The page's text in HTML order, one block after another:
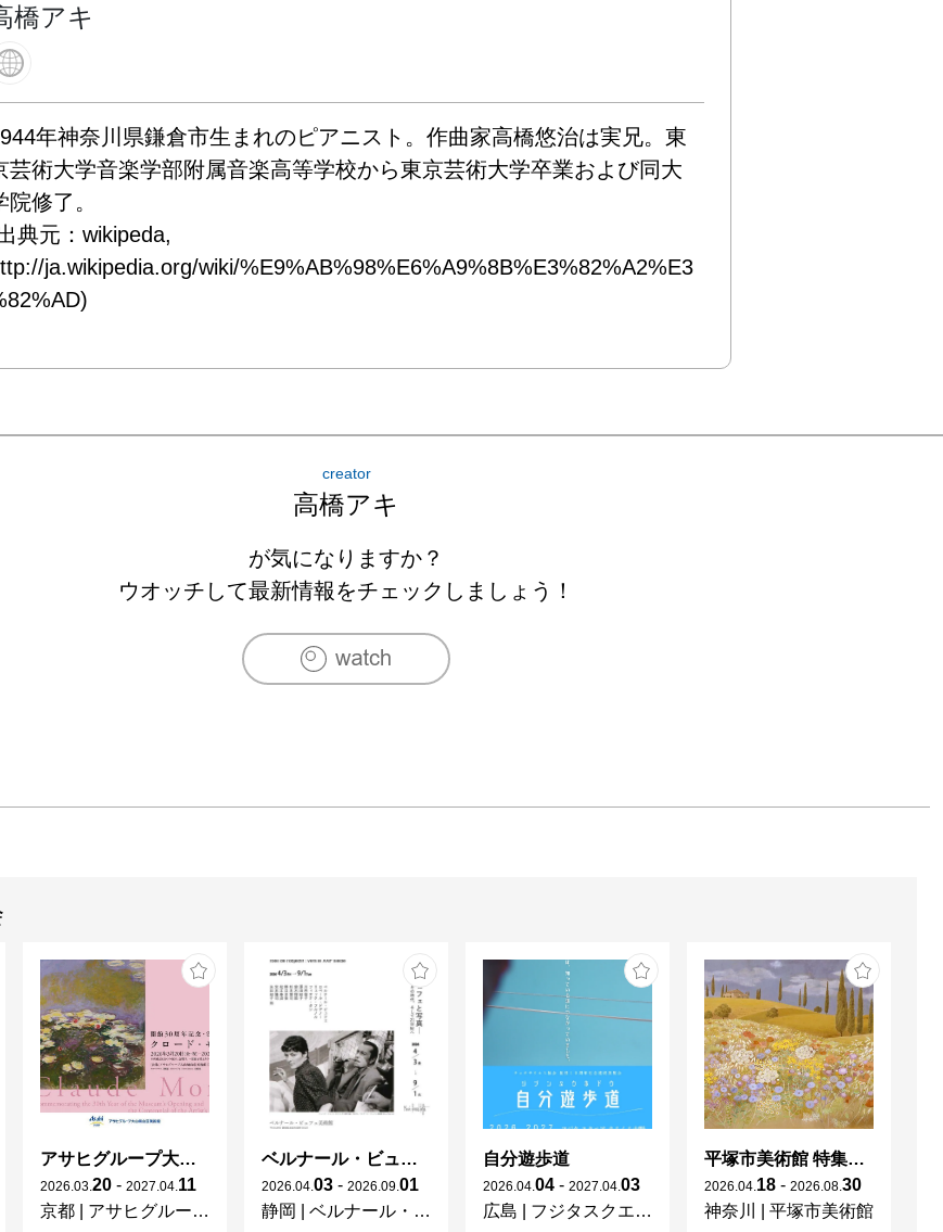
橋アキ
年神奈川県鎌倉市生まれのピアニスト。作曲家高橋悠治は実兄。東
芸術大学音楽学部附属音楽高等学校から東京芸術大学卒業および同大
院修了。
典元：wikipeda,
ja.wikipedia.org/wiki/%E9%AB%98%E6%A9%8B%E3%82%A2%E3
creator
高橋アキ
が気になりますか？
ウオッチして最新情報をチェックしましょう！
アサヒグループ大山崎山荘美術館 開館30周年記念展「没後100年 クロード・モネ」
2026 03 20 - 2027 04 11
京都
アサヒグループ大山崎山荘美術館
ベルナール・ビュフェと写真 ーカメラがとらえたビュフェとその時代、そして21 世紀へ
2026 04 03 - 2026 09 01
静岡
ベルナール・ビュフェ美術館
自分遊歩道
2026 04 04 - 2027 04 03
広島
フジタスクエアまるくる大野
平塚市美術館 特集展 花の表現、その多様性／特別展示 新収蔵品展
2026 04 18 - 2026 08 30
神奈川
平塚市美術館